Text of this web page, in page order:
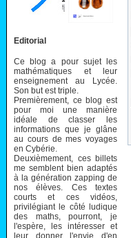
Editorial
Ce blog a pour sujet les
mathématiques et leur
enseignement au Lycée.
Son but est triple.
Premièrement, ce blog est
pour moi une manière
idéale de classer les
informations que je glâne
au cours de mes voyages
en Cybérie.
Deuxièmement, ces billets
me semblent bien adaptés
à la génération zapping de
nos élèves. Ces textes
courts et ces vidéos,
privilégiant le côté ludique
des maths, pourront, je
l'espère, les intéresser et
leur donner l'envie d'en